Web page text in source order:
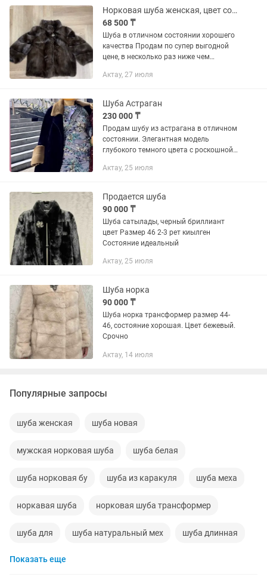
Норковая шуба женская, цвет соболь
68 500 ₸
Шуба в отличном состоянии хорошего
качества Продам по супер выгодной
цене, в несколько раз ниже чем
Размер 44/46. Рукава 3/4. Шуба
Актау, 27 июля
Шуба Астраган
230 000 ₸
Продам шубу из астрагана в отличном
состоянии. Элегантная модель
глубокого темного цвета с роскошной
воротнике и манжетах. Классический
Актау, 25 июля
Продается шуба
90 000 ₸
Шуба сатылады, черный бриллиант
цвет Размер 46 2-3 рет киылген
Состояние идеальный
Актау, 25 июля
Шуба норка
90 000 ₸
Шуба норка трансформер размер 44-
46, состояние хорошая. Цвет бежевый.
Срочно
Актау, 14 июля
Популярные запросы
шуба женская шуба новая
мужская норковая шуба шуба белая
шуба норковая бу шуба из каракуля шуба меха
норкавая шуба норковая шуба трансформер
шуба для шуба натуральный мех шуба длинная
шуба хорошем
Показать еще